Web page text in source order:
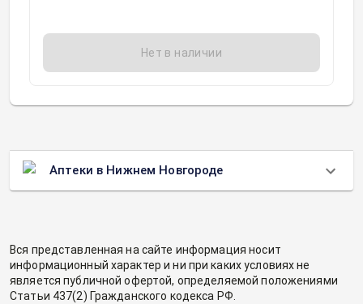
Нет в наличии
Аптеки в Нижнем Новгороде
Вся представленная на сайте информация носит
информационный характер и ни при каких условиях не
является публичной офертой, определяемой положениями
Статьи 437(2) Гражданского кодекса РФ.